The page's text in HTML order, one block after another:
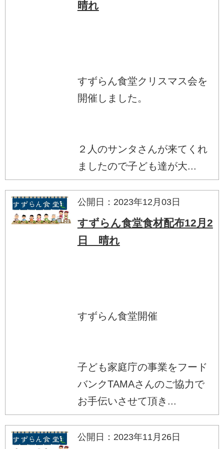
晴れ
すずらん食堂クリスマス会を
開催しました。
２人のサンタさんが来てくれ
ましたので子ども達が大...
公開日：2023年12月03日
すずらん食堂食材配布12月2
日 晴れ
すずらん食堂開催
子ども家庭庁の事業をフード
バンクTAMAさんのご協力で
お手伝いさせて頂き...
公開日：2023年11月26日